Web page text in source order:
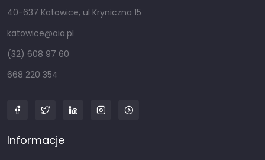
40-637 Katowice, ul Kryniczna 15
katowice@oia.pl
(32) 608 97 60
668 220 354
Informacje